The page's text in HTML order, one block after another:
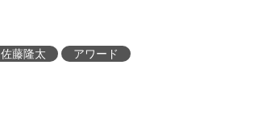
佐藤隆太 アワード